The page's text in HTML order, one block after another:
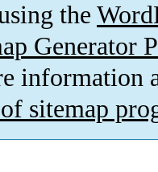
the
Generator
information
sitemap